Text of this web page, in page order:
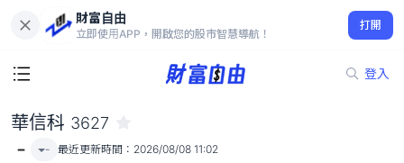
財富自由
立即使用APP，開啟您的股市智慧導航！
打開
登入
-
華信科 3627
- - 最近更新時間： 2026/08/08 11:02